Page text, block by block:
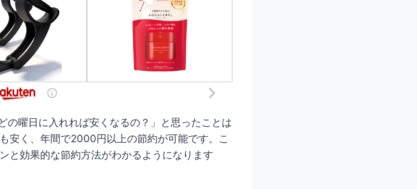
曜日に入れれば安くなるの？」と思ったことは
安く、年間で2000円以上の節約が可能です。こ
と効果的な節約方法がわかるようになります